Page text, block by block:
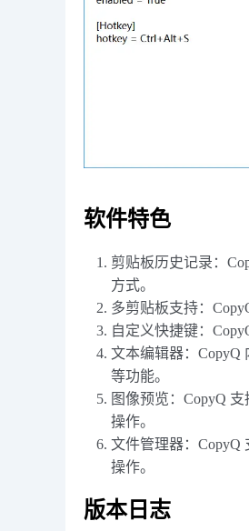
软件特色
剪贴板历史记录：
方式。
多剪贴板支持：
自定义快捷键：
文本编辑器：CopyQ
等功能。
图像预览：CopyQ
操作。
文件管理器：CopyQ
操作。
版本日志